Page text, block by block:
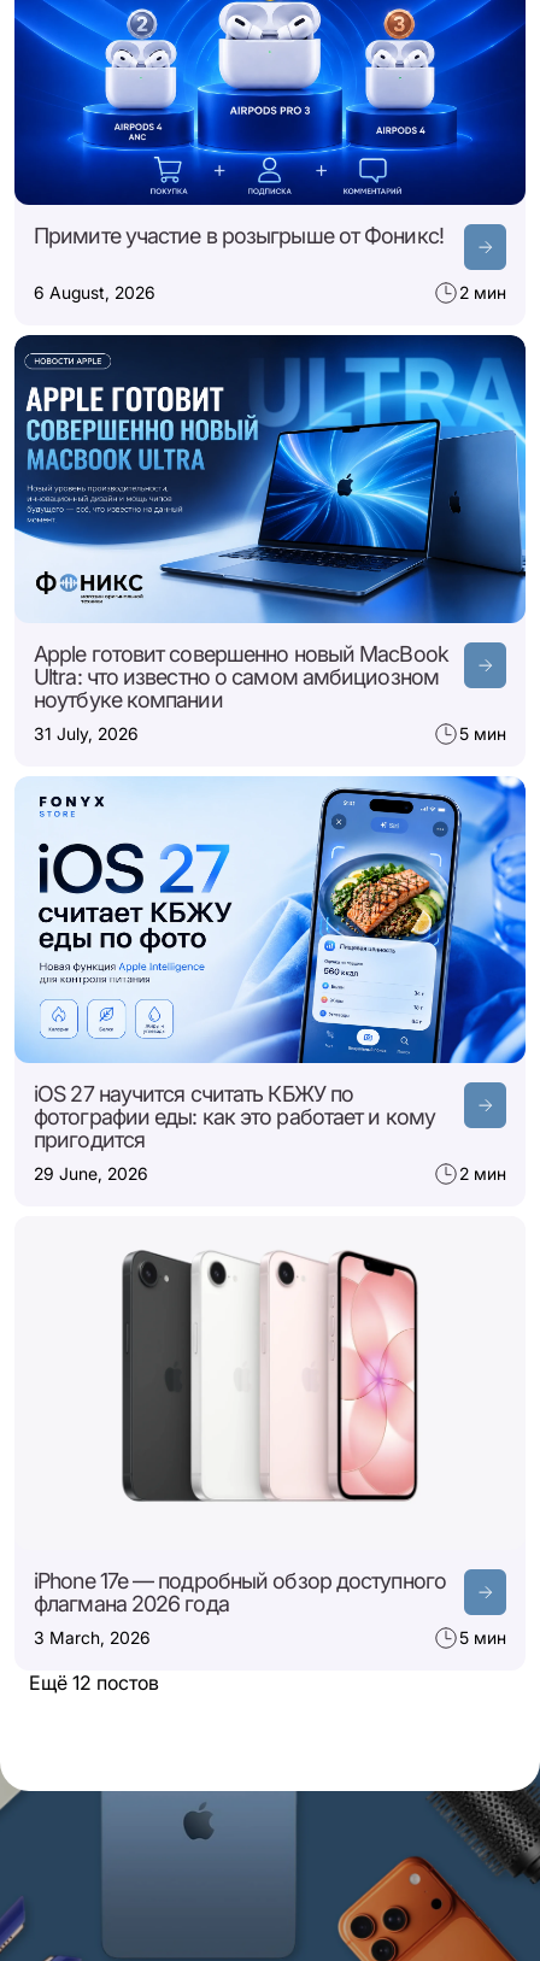
Примите участие в розыгрыше от Фоникс!
6 August, 2026 2 мин
Apple готовит совершенно новый MacBook
Ultra: что известно о самом амбициозном
ноутбуке компании
31 July, 2026 5 мин
iOS 27 научится считать КБЖУ по
фотографии еды: как это работает и кому
пригодится
29 June, 2026 2 мин
iPhone 17e — подробный обзор доступного
флагмана 2026 года
3 March, 2026 5 мин
Ещё 12 постов